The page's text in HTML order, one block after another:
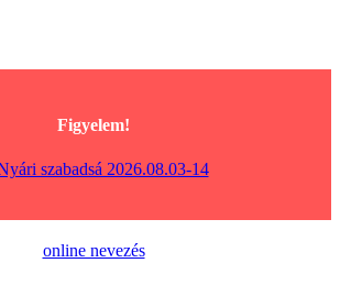
Figyelem!
online nevezés